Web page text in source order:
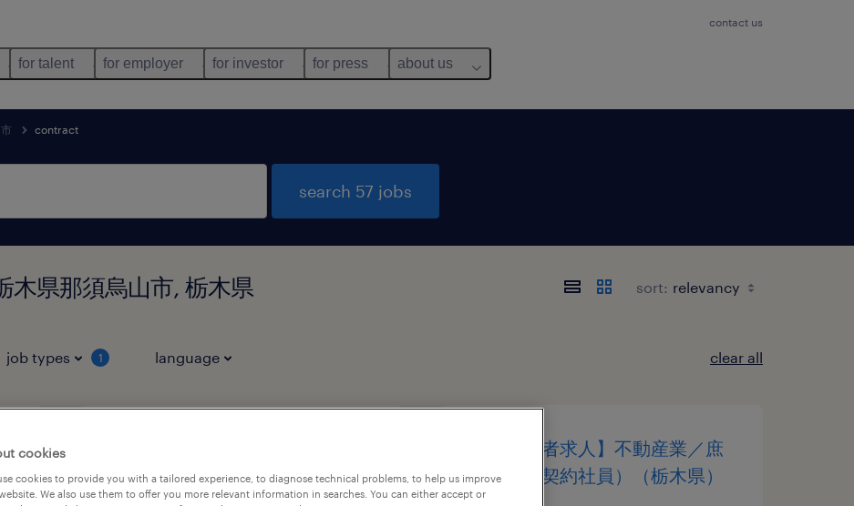
contact us
for talent for employer for investor for press about us
contract
search 57 jobs
県那須烏山市, 栃木県 sort:
job types 1 language clear all
社／ワインショップスタッフ
【障がい者求人】不動産業／庶
務業務（契約社員）（栃木県）
cookies
cookies to provide you with a tailored experience, to diagnose technical problems, to help us improve
We also use them to offer you more relevant information in searches. You can either accept or